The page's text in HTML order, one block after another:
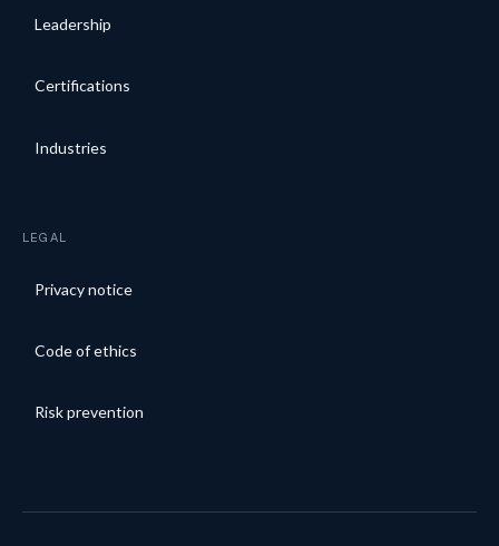
Leadership
Certifications
Industries
LEGAL
Privacy notice
Code of ethics
Risk prevention